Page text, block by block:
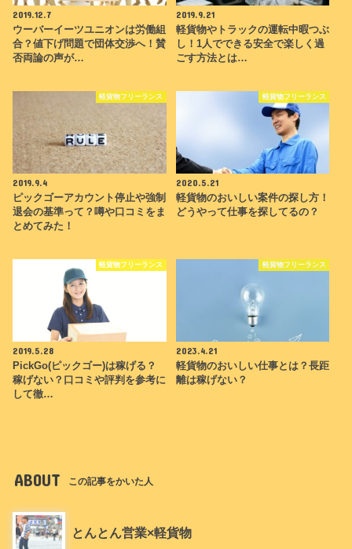
2019.12.7
ウーバーイーツユニオンは労働組
合？値下げ問題で団体交渉へ！賛
否両論の声が…
2019.9.21
軽貨物やトラックの運転中暇つぶ
し！1人でできる安全で楽しく過
ごす方法とは…
軽貨物フリーランス
2019.9.4
ピックゴーアカウント停止や強制
退会の基準って？噂や口コミをま
とめてみた！
軽貨物フリーランス
2020.5.21
軽貨物のおいしい案件の探し方！
どうやって仕事を探してるの？
軽貨物フリーランス
2019.5.28
PickGo(ピックゴー)は稼げる？
稼げない？口コミや評判を参考に
して徹…
軽貨物フリーランス
2023.4.21
軽貨物のおいしい仕事とは？長距
離は稼げない？
ABOUT この記事をかいた人
とんとん営業×軽貨物